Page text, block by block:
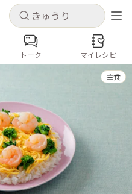
キャンセル
を保存できます
キャンセル
コンテンツ
ト
とうもろこし
ゴーヤ
トーク マイレシピ
主食